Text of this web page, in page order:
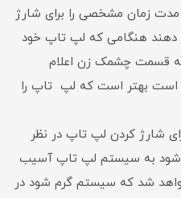
زمان مشخصی را برای شارژ
هنگامی‌ که لپ تاپ خود
که قسمت چشمک زن اعلام
است بهتر است که لپ تاپ را
شارژ کردن لپ تاپ در نظر
به سیستم لپ تاپ آسیب
شد که سیستم گرم شود در